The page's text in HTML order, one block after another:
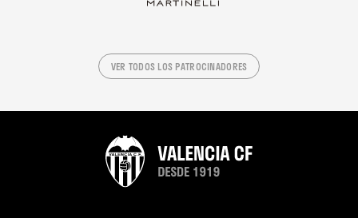
VER TODOS LOS PATROCINADORES